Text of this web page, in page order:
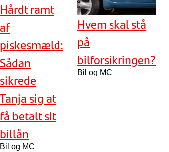
Hårdt ramt
af
piskesmæld:
Sådan
sikrede
Tanja sig at
få betalt sit
billån
Bil og MC
Hvem skal stå
på
bilforsikringen?
Bil og MC